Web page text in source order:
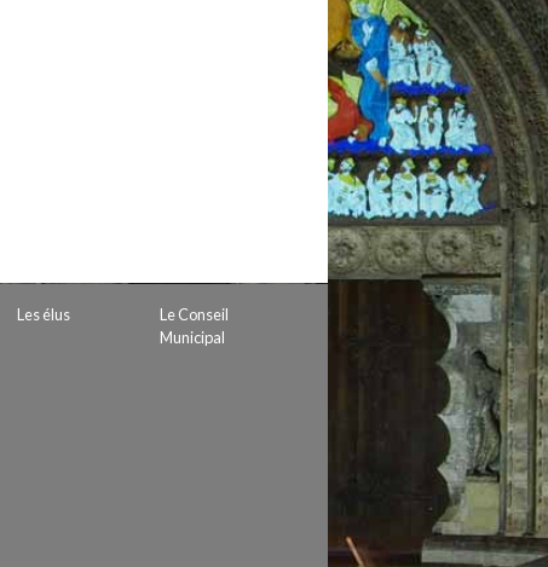
Les élus
Le Conseil
Municipal